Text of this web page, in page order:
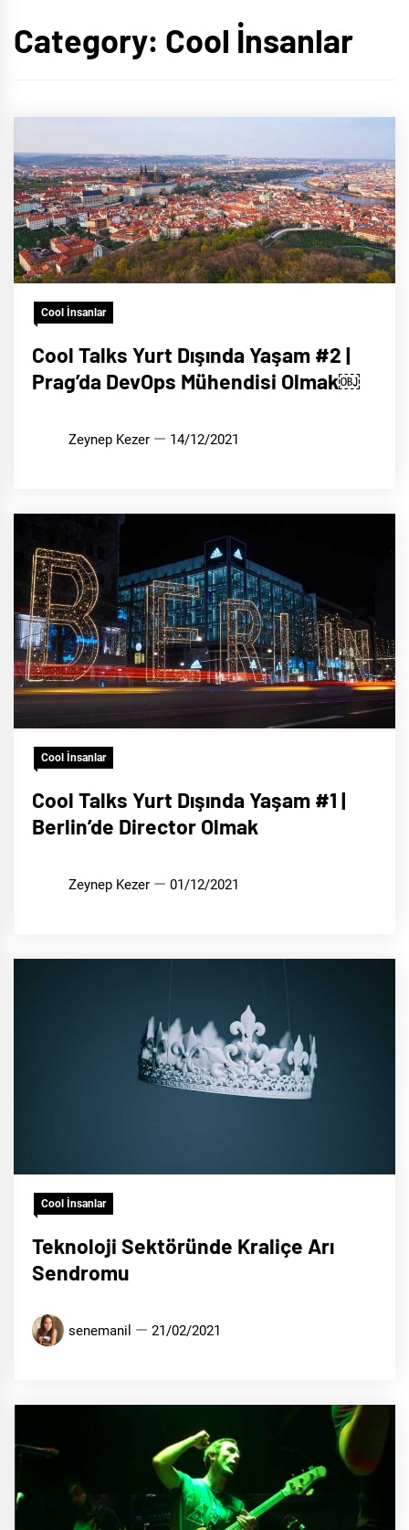
Category: Cool İnsanlar
Cool İnsanlar
Cool Talks Yurt Dışında Yaşam #2 |
Prag’da DevOps Mühendisi Olmak￼
Zeynep Kezer 14/12/2021
Cool İnsanlar
Cool Talks Yurt Dışında Yaşam #1 |
Berlin’de Director Olmak
Zeynep Kezer 01/12/2021
Cool İnsanlar
Teknoloji Sektöründe Kraliçe Arı
Sendromu
senemanil 21/02/2021